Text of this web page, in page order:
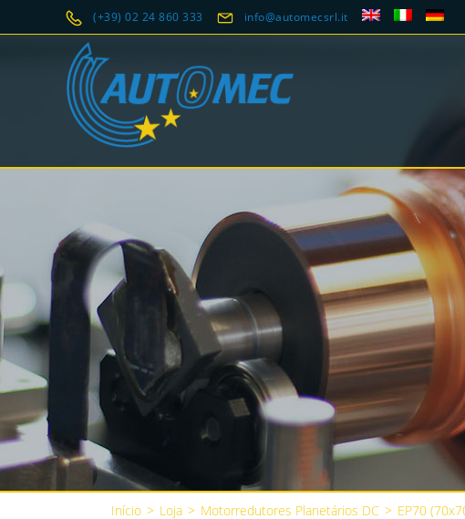
(+39) 02 24 860 333 info@automecsrl.it
Início > Loja > Motorredutores Planetários DC > EP70